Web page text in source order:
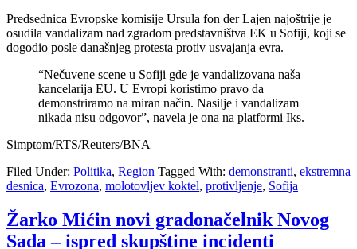
Predsednica Evropske komisije Ursula fon der Lajen najoštrije je
osudila vandalizam nad zgradom predstavništva EK u Sofiji, koji se
dogodio posle današnjeg protesta protiv usvajanja evra.
“Nečuvene scene u Sofiji gde je vandalizovana naša
kancelarija EU. U Evropi koristimo pravo da
demonstriramo na miran način. Nasilje i vandalizam
nikada nisu odgovor”, navela je ona na platformi Iks.
Simptom/RTS/Reuters/BNA
Filed Under: Politika, Region Tagged With: demonstranti, ekstremna
desnica, Evrozona, molotovljev koktel, protivljenje, Sofija
Žarko Mićin novi gradonačelnik Novog
Sada – ispred skupštine incidenti